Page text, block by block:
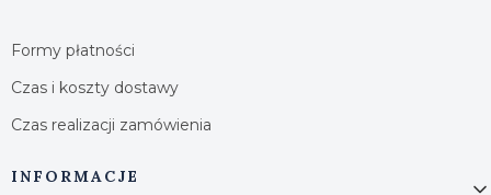
Formy płatności
Czas i koszty dostawy
Czas realizacji zamówienia
INFORMACJE